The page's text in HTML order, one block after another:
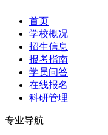
首页
学校概况
招生信息
报考指南
学员问答
在线报名
科研管理
专业导航